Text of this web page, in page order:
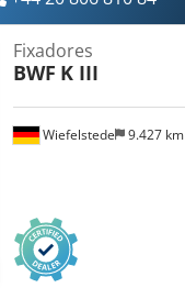
Wiefelstede 9.427 km
Fixadores
BWF K III